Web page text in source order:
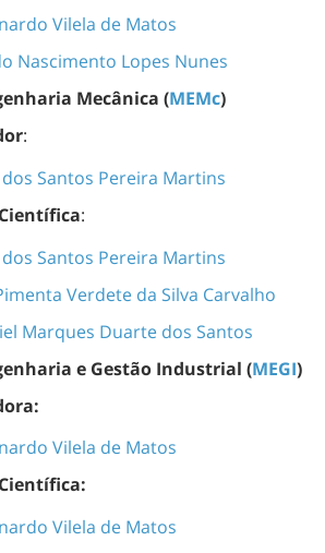
Vilela de Matos
Nascimento Lopes Nunes
Mecânica (MEMc)
:
Santos Pereira Martins
:
Santos Pereira Martins
Verdete da Silva Carvalho
Marques Duarte dos Santos
e Gestão Industrial (MEGI)
Vilela de Matos
Vilela de Matos